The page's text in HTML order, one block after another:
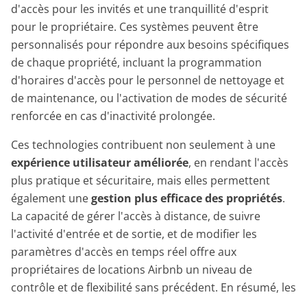
d'accès pour les invités et une tranquillité d'esprit
pour le propriétaire. Ces systèmes peuvent être
personnalisés pour répondre aux besoins spécifiques
de chaque propriété, incluant la programmation
d'horaires d'accès pour le personnel de nettoyage et
de maintenance, ou l'activation de modes de sécurité
renforcée en cas d'inactivité prolongée.
Ces technologies contribuent non seulement à une
expérience utilisateur améliorée, en rendant l'accès
plus pratique et sécuritaire, mais elles permettent
également unegestion plus efficace des propriétés.
La capacité de gérer l'accès à distance, de suivre
l'activité d'entrée et de sortie, et de modifier les
paramètres d'accès en temps réel offre aux
propriétaires de locations Airbnb un niveau de
contrôle et de flexibilité sans précédent. En résumé, les